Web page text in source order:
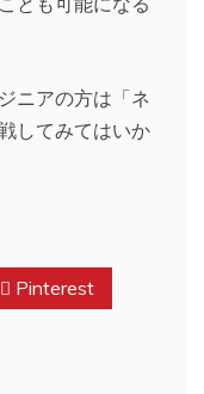
ニアの方は「ネ
してみてはいか
Pinterest